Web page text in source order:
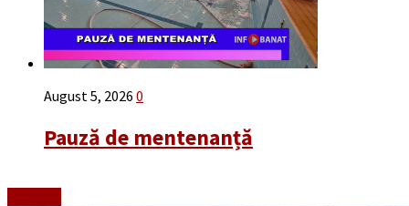
August 5, 2026 0
Pauză de mentenanță